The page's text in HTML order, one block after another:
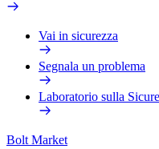
Vai in sicurezza
Segnala un problema
Laboratorio sulla
Bolt Market